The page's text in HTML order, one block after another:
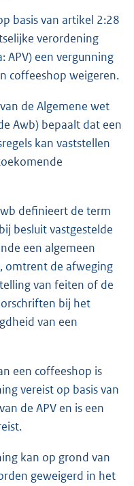
basis van artikel 2:28
verordening
APV) een vergunning
coffeeshop weigeren.
de Algemene wet
Awb) bepaalt dat een
kan vaststellen
definieert de term
besluit vastgestelde
een algemeen
omtrent de afweging
van feiten of de
bij het
van een
een coffeeshop is
vereist op basis van
de APV en is een
kan op grond van
geweigerd in het